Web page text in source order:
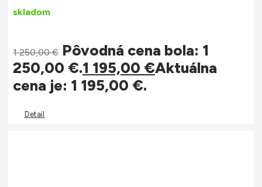
skladom
1 250,00€ Pôvodná cena bola: 1
250,00 €.1 195,00 €Aktuálna
cena je: 1 195,00 €.
Detail